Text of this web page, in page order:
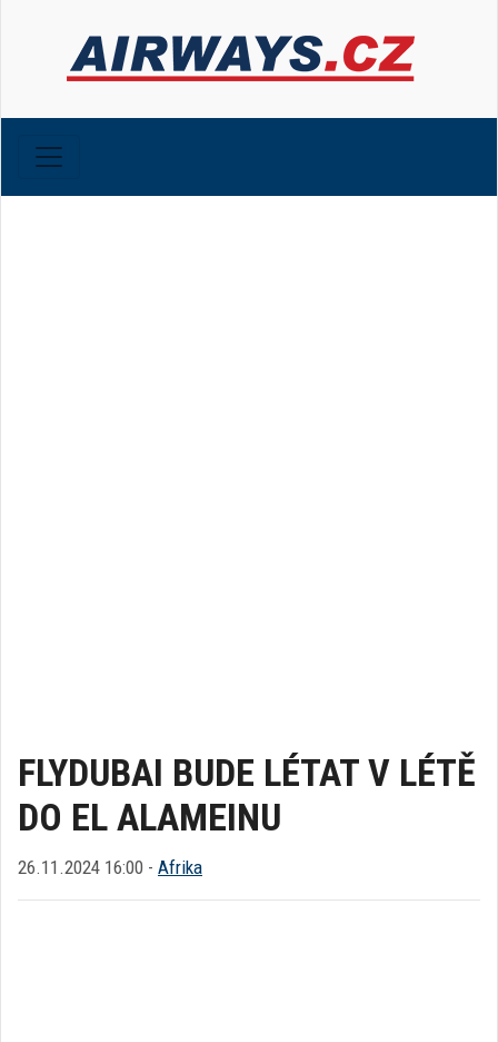
FLYDUBAI BUDE LÉTAT V LÉTĚ
DO EL ALAMEINU
26.11.2024 16:00 - Afrika